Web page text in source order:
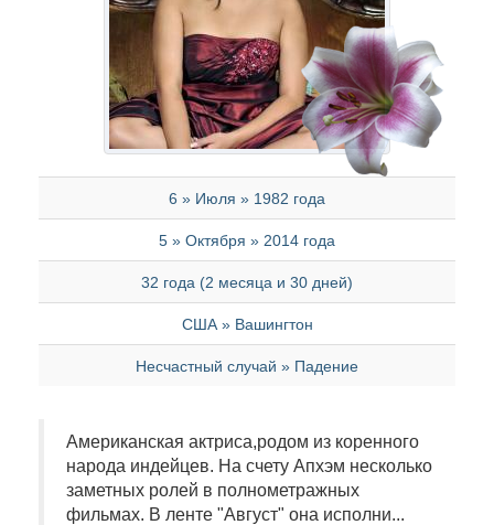
6 » Июля » 1982 года
5 » Октября » 2014 года
32 года (2 месяца и 30 дней)
США » Вашингтон
Несчастный случай » Падение
Американская актриса,родом из коренного
народа индейцев. На счету Апхэм несколько
заметных ролей в полнометражных
фильмах. В ленте "Август" она исполни...